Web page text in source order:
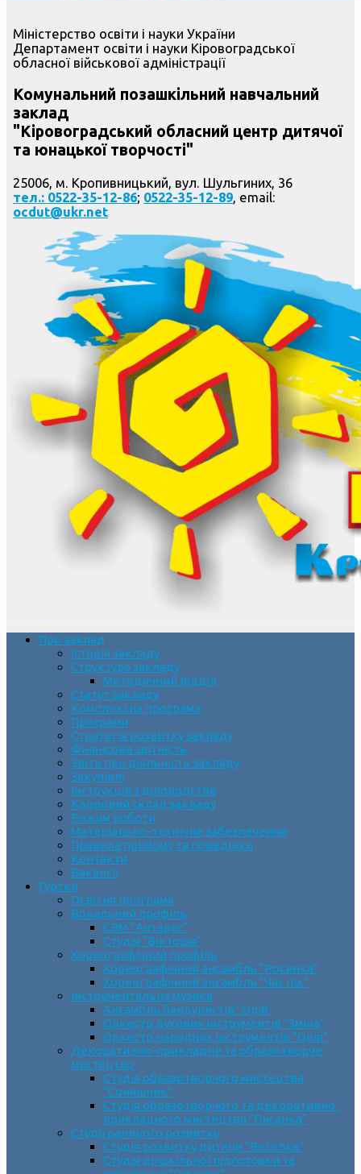
Міністерство освіти і науки України
Департамент освіти і науки Кіровоградської
обласної військової адміністрації
Комунальний позашкільний навчальний
заклад
"Кіровоградський обласний центр дитячої
та юнацької творчості"
25006, м. Кропивницький, вул. Шульгиних, 36
тел.: 0522-35-12-86; 0522-35-12-89, email:
ocdut@ukr.net
Про заклад
Історія закладу
Структура закладу
Методичний відділ
Статут закладу
Комплексна програма
Програми
Стратегія розвитку закладу
Фінансова звітність
Звіти про діяльність закладу
Закупівлі
Інструкція з діловодства
Кадровий склад закладу
Режим роботи
Матеріально-технічне забезпечення
Правила прийому та поведінки
Контакти
Вакансії
Гуртки
Освітня програма
Вокальний профіль
СВМ “Антарес”
Студія “Вікторія”
Хореографічний профіль
Хореографічний ансамбль “Росинка”
Хореографічний ансамбль “Час пік”
Інструментальна музика
Ансамбль бандуристів “Орія”
Оркестр духових інструментів “Зміна”
Оркестр народних інструментів “Орія”
Декоративно-прикладне та образотворче
мистецтво
Cтудія образотворчого мистецтва
“Соняшник”
Студія образотворчого та декоративно-
прикладного мистецтва “Писанка”
Студії раннього розвитку
Студія розвитку дитини “Веселка”
Студія дошкільної підготовки та